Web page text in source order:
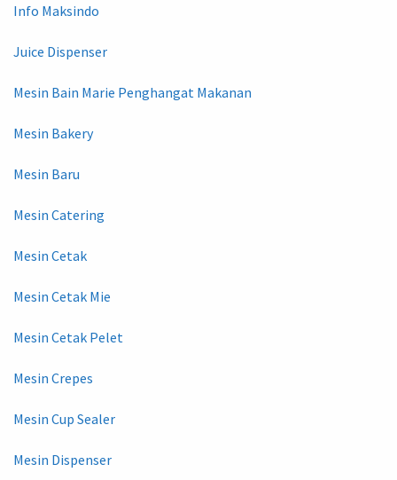
Info Maksindo
Juice Dispenser
Mesin Bain Marie Penghangat Makanan
Mesin Bakery
Mesin Baru
Mesin Catering
Mesin Cetak
Mesin Cetak Mie
Mesin Cetak Pelet
Mesin Crepes
Mesin Cup Sealer
Mesin Dispenser